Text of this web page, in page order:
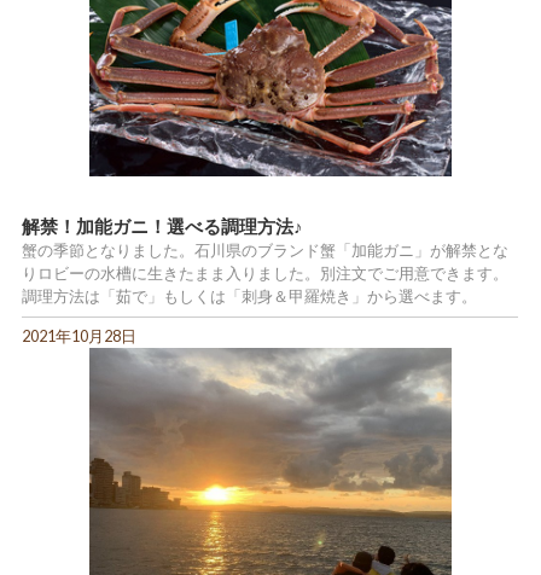
解禁！加能ガニ！選べる調理方法♪
蟹の季節となりました。石川県のブランド蟹「加能ガニ」が解禁とな
りロビーの水槽に生きたまま入りました。別注文でご用意できます。
調理方法は「茹で」もしくは「刺身＆甲羅焼き」から選べます。
2021年10月28日